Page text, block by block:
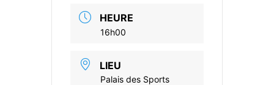
HEURE
16h00
LIEU
Palais des Sports